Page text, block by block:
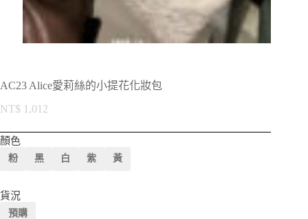
AC23 Alice愛莉絲的小提花化妝包
NT$ 1,012
顏色
粉 黑 白 紫 黃
貨況
預購